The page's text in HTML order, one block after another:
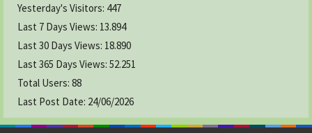
Yesterday's Visitors: 447
Last 7 Days Views: 13.894
Last 30 Days Views: 18.890
Last 365 Days Views: 52.251
Total Users: 88
Last Post Date: 24/06/2026